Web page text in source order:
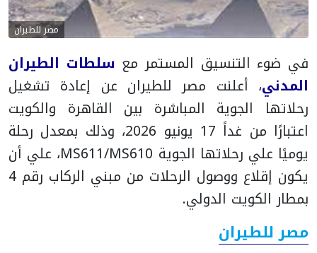
مصر للطيران
في ضوء التنسيق المستمر مع سلطات الطيران
المدني، أعلنت مصر للطيران عن إعادة تشغيل
رحلاتها الجوية المباشرة بين القاهرة والكويت
اعتبارًا من غداً 17 يونيو 2026، وذلك بمعدل رحلة
يوميًا علي رحلاتها الجوية MS611/MS610، علي أن
يكون إقلاع ووصول الرحلات من مبني الركاب رقم 4
بمطار الكويت الدولي.
مصر للطيران